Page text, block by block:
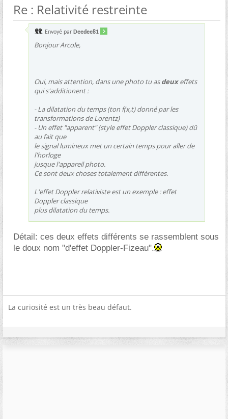
Re : Relativité restreinte
Envoyé par Deedee81
Bonjour Arcole,
Oui, mais attention, dans une photo tu asdeuxeffets
qui s'additionent :
- La dilatation du temps (ton f(x,t) donné par les
transformations de Lorentz)
- Un effet "apparent" (style effet Doppler classique) dû
au fait que
le signal lumineux met un certain temps pour aller de
l'horloge
jusque l'appareil photo.
Ce sont deux choses totalement différentes.
L'effet Doppler relativiste est un exemple : effet
Doppler classique
plus dilatation du temps.
Détail: ces deux effets différents se rassemblent sous
le doux nom "d'effet Doppler-Fizeau".
La curiosité est un très beau défaut.